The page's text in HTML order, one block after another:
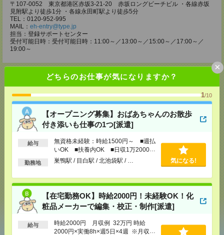
どちらのお仕事が気になりますか？
1/10
【オープニング募集】おばあちゃんのお散歩
付き添いも仕事の1つ[派遣]
給与
無資格未経験：時給1500円～ ■週払
いOK ■扶養内OK ■日収1万2000円
以上
勤務地 巣鴨駅 / 目白駅 / 北池袋駅 / … 気になる!
【在宅勤務OK】時給2000円！未経験OK！化
粧品メーカーで編集・校正・制作[派遣]
給与
時給2000円 月収例 32万円 時給
2000円×実働8h×週5日×4週 ※月収例
×
〒107-0052 東京都港区赤坂3-21-20 赤坂ロングビーチビル ・各線赤坂
見附駅より徒歩1分 ・各線永田町駅より徒歩5分
TEL：0120-952-995
MAIL： eh-entry@type.jp
担当：登録サポートセンター
受付可能日時：受付可能日時：11:00～／13:00～／15:00～／17:00～／
19:00～
応募ページへ
気になる！
シェア ツイート ブックマーク